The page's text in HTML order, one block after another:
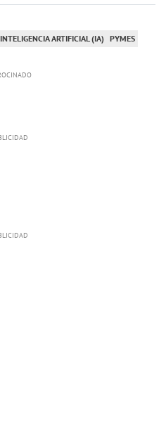
INTELIGENCIA ARTIFICIAL (IA) PYMES